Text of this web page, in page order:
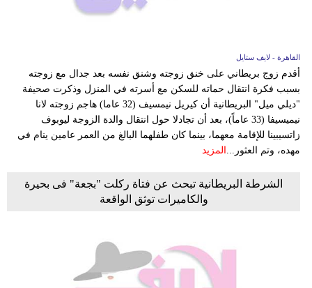
القاهرة - لايف ستايل
أقدم زوج بريطاني على خنق زوجته وشنق نفسه بعد جدال مع زوجته
بسبب فكرة انتقال حماته للسكن مع أسرته في المنزل وذكرت صحيفة
"ديلي ميل" البريطانية أن كيريل نيمسيف (32 عاما) هاجم زوجته لانا
نيميسيفا (33 عاماً)، بعد أن تجادلا حول انتقال والدة الزوجة ليوبوف
زاتسيبينا للإقامة معهما، بينما كان طفلهما البالغ من العمر عامين ينام في
مهده، وتم العثور... المزيد
الشرطة البريطانية تبحث عن فتاة ركلت "بجعة" فى بحيرة
والكاميرات توثق الواقعة